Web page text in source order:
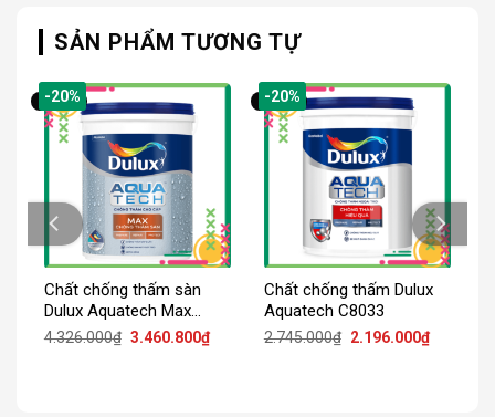
SẢN PHẨM TƯƠNG TỰ
-20%
Chất chống thấm sàn
Dulux Aquatech Max
V910
4.326.000₫ Giá
3.460.800₫Giá
hiện
-20%
Chất chống thấm Dulux
Aquatech C8033
2.745.000₫ Giá
2.196.000₫Giá
hiện